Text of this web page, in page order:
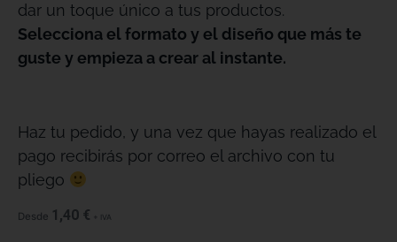
dar un toque único a tus productos.
Selecciona el formato y el diseño que más te
guste y empieza a crear al instante.
Haz tu pedido, y una vez que hayas realizado el
pago recibirás por correo el archivo con tu
pliego
Desde 1,40 € + IVA